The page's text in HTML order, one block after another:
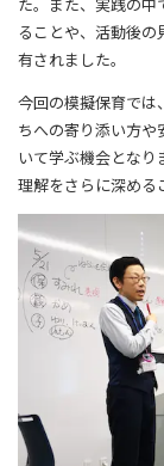
ることや、活動後
有されました。
今回の模擬保育では
ちへの寄り添い方や
いて学ぶ機会とな
理解をさらに深める